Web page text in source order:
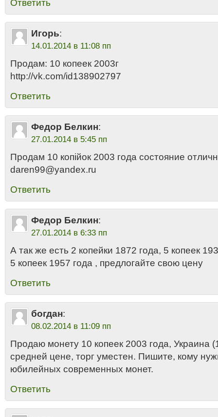
Ответить
Игорь:
14.01.2014 в 11:08 пп
Продам: 10 копеек 2003г
http://vk.com/id138902797
Ответить
Федор Белкин:
27.01.2014 в 5:45 пп
Продам 10 копiйок 2003 года состояние
daren99@yandex.ru
Ответить
Федор Белкин:
27.01.2014 в 6:33 пп
А так же есть 2 копейки 1872 года, 5 копеек
5 копеек 1957 года , предлогайте свою цену
Ответить
богдан:
08.02.2014 в 11:09 пп
Продаю монету 10 копеек 2003 года, Украина
средней цене, торг уместен. Пишите, кому
юбилейных современных монет.
Ответить